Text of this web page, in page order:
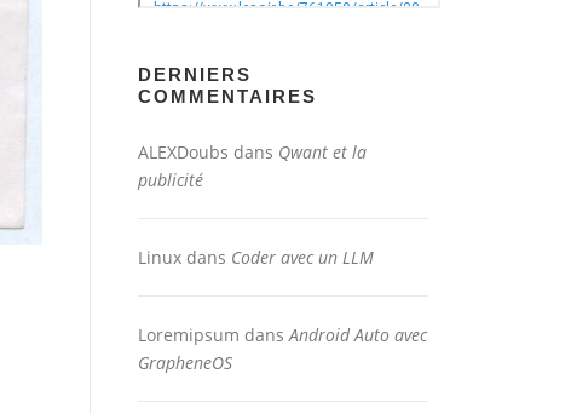
DERNIERS
COMMENTAIRES
ALEXDoubs dans Qwant et la
publicité
Linux dans Coder avec un LLM
Loremipsum dansAndroid Auto avec
GrapheneOS